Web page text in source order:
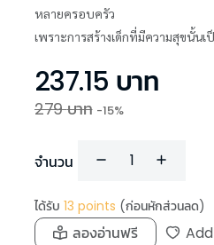
หลายครอบครัว
เพราะการสร้างเด็กที่มีความสุขนั้น
237.15 บาท
279บาท -15%
จำนวน
ได้รับ 13 points (ก่อนหักส่วนลด)
ลองอ่านฟรี